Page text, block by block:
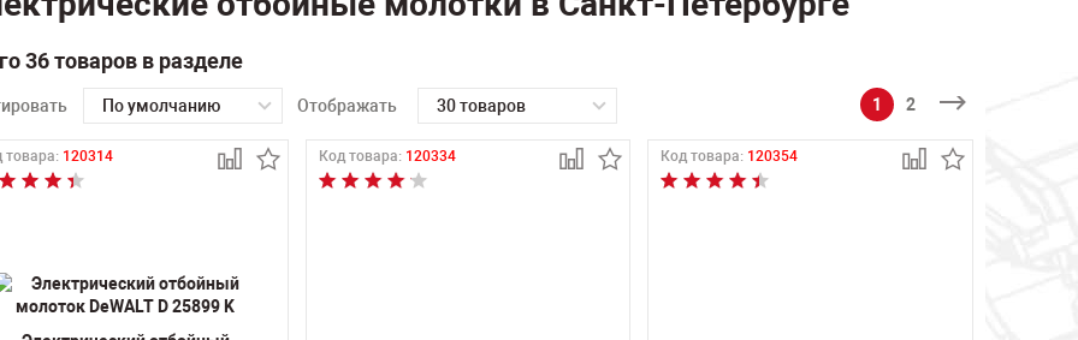
36 товаров в разделе
По умолчанию Отображать 30 товаров 1 2
товара: 120314 Код товара: 120334 Код товара: 120354